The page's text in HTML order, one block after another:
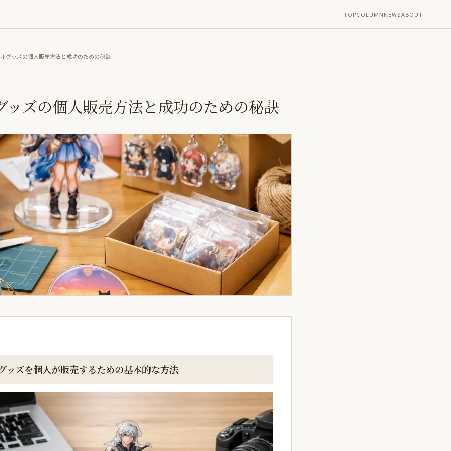
TOPCOLUMNNEWSABOUT
グッズの個人販売方法と成功のための秘訣
ッズの個人販売方法と成功のための秘訣
ッズを個人が販売するための基本的な方法